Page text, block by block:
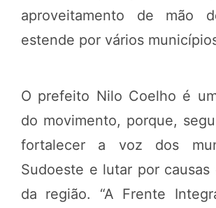
aproveitamento de mão
estende por vários
O prefeito Nilo Coelho é
do movimento, porque,
fortalecer a voz dos
Sudoeste e lutar por causas
da região. “A Frente